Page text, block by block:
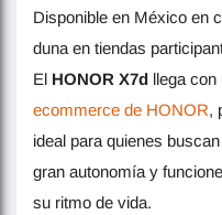
Disponible en México en
duna en tiendas
El HONOR X7d llega con
ecommerce de HONOR,
ideal para quienes
gran autonomía y
su ritmo de vida.